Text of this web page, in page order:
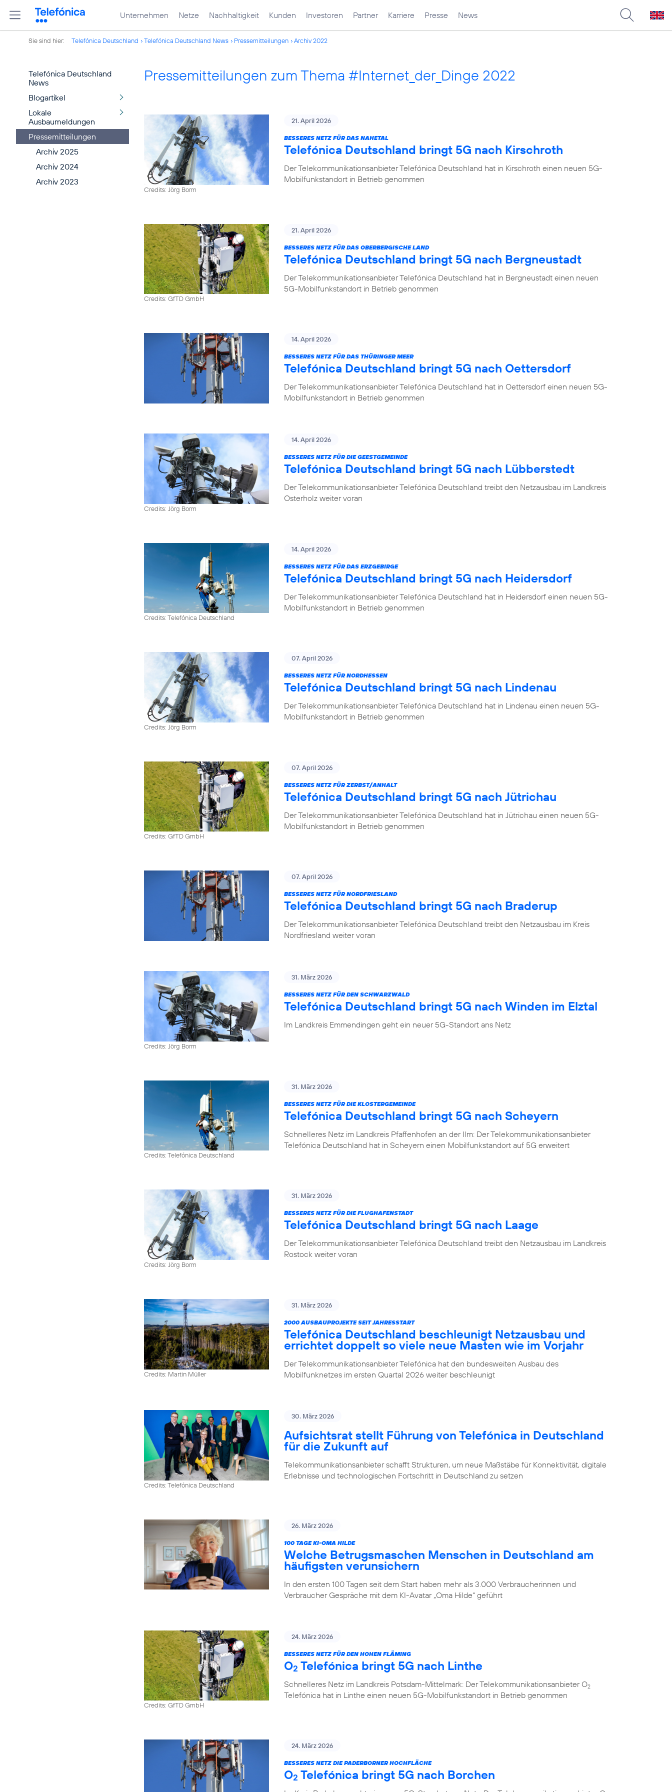
Unternehmen Netze Nachhaltigkeit Kunden Investoren Partner Karriere Presse News
Sie sind hier: Telefónica Deutschland Telefónica Deutschland News Pressemitteilungen Archiv 2022
Telefónica Deutschland
News
Blogartikel
Lokale
Ausbaumeldungen
Pressemitteilungen
Archiv 2025
Archiv 2024
Archiv 2023
Pressemitteilungen zum Thema #Internet_der_Dinge 2022
Credits: Jörg Borm
21. April 2026
BESSERES NETZ FÜR DAS NAHETAL
Telefónica Deutschland bringt 5G nach Kirschroth
Der Telekommunikationsanbieter Telefónica Deutschland hat in Kirschroth einen neuen 5G-
Mobilfunkstandort in Betrieb genommen
Credits: GfTD GmbH
21. April 2026
BESSERES NETZ FÜR DAS OBERBERGISCHE LAND
Telefónica Deutschland bringt 5G nach Bergneustadt
Der Telekommunikationsanbieter Telefónica Deutschland hat in Bergneustadt einen neuen
5G-Mobilfunkstandort in Betrieb genommen
14. April 2026
BESSERES NETZ FÜR DAS THÜRINGER MEER
Telefónica Deutschland bringt 5G nach Oettersdorf
Der Telekommunikationsanbieter Telefónica Deutschland hat in Oettersdorf einen neuen 5G-
Mobilfunkstandort in Betrieb genommen
Credits: Jörg Borm
14. April 2026
BESSERES NETZ FÜR DIE GEESTGEMEINDE
Telefónica Deutschland bringt 5G nach Lübberstedt
Der Telekommunikationsanbieter Telefónica Deutschland treibt den Netzausbau im Landkreis
Osterholz weiter voran
Credits: Telefónica Deutschland
14. April 2026
BESSERES NETZ FÜR DAS ERZGEBIRGE
Telefónica Deutschland bringt 5G nach Heidersdorf
Der Telekommunikationsanbieter Telefónica Deutschland hat in Heidersdorf einen neuen 5G-
Mobilfunkstandort in Betrieb genommen
Credits: Jörg Borm
07. April 2026
BESSERES NETZ FÜR NORDHESSEN
Telefónica Deutschland bringt 5G nach Lindenau
Der Telekommunikationsanbieter Telefónica Deutschland hat in Lindenau einen neuen 5G-
Mobilfunkstandort in Betrieb genommen
Credits: GfTD GmbH
07. April 2026
BESSERES NETZ FÜR ZERBST/ANHALT
Telefónica Deutschland bringt 5G nach Jütrichau
Der Telekommunikationsanbieter Telefónica Deutschland hat in Jütrichau einen neuen 5G-
Mobilfunkstandort in Betrieb genommen
07. April 2026
BESSERES NETZ FÜR NORDFRIESLAND
Telefónica Deutschland bringt 5G nach Braderup
Der Telekommunikationsanbieter Telefónica Deutschland treibt den Netzausbau im Kreis
Nordfriesland weiter voran
Credits: Jörg Borm
31. März 2026
BESSERES NETZ FÜR DEN SCHWARZWALD
Telefónica Deutschland bringt 5G nach Winden im Elztal
Im Landkreis Emmendingen geht ein neuer 5G-Standort ans Netz
Credits: Telefónica Deutschland
31. März 2026
BESSERES NETZ FÜR DIE KLOSTERGEMEINDE
Telefónica Deutschland bringt 5G nach Scheyern
Schnelleres Netz im Landkreis Pfaffenhofen an der Ilm: Der Telekommunikationsanbieter
Telefónica Deutschland hat in Scheyern einen Mobilfunkstandort auf 5G erweitert
Credits: Jörg Borm
31. März 2026
BESSERES NETZ FÜR DIE FLUGHAFENSTADT
Telefónica Deutschland bringt 5G nach Laage
Der Telekommunikationsanbieter Telefónica Deutschland treibt den Netzausbau im Landkreis
Rostock weiter voran
Credits: Martin Müller
31. März 2026
2000 AUSBAUPROJEKTE SEIT JAHRESSTART
Telefónica Deutschland beschleunigt Netzausbau und
errichtet doppelt so viele neue Masten wie im Vorjahr
Der Telekommunikationsanbieter Telefónica hat den bundesweiten Ausbau des
Mobilfunknetzes im ersten Quartal 2026 weiter beschleunigt
Credits: Telefónica Deutschland
30. März 2026
Aufsichtsrat stellt Führung von Telefónica in Deutschland
für die Zukunft auf
Telekommunikationsanbieter schafft Strukturen, um neue Maßstäbe für Konnektivität, digitale
Erlebnisse und technologischen Fortschritt in Deutschland zu setzen
26. März 2026
100 TAGE KI-OMA HILDE
Welche Betrugsmaschen Menschen in Deutschland am
häufigsten verunsichern
In den ersten 100 Tagen seit dem Start haben mehr als 3.000 Verbraucherinnen und
Verbraucher Gespräche mit dem KI-Avatar „Oma Hilde“ geführt
Credits: GfTD GmbH
24. März 2026
BESSERES NETZ FÜR DEN HOHEN FLÄMING
O2 Telefónica bringt 5G nach Linthe
Schnelleres Netz im Landkreis Potsdam-Mittelmark: Der Telekommunikationsanbieter O2
Telefónica hat in Linthe einen neuen 5G-Mobilfunkstandort in Betrieb genommen
24. März 2026
BESSERES NETZ DIE PADERBORNER HOCHFLÄCHE
O2 Telefónica bringt 5G nach Borchen